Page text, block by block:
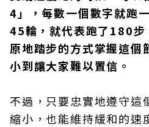
4」，每數一個數字就跑
45輪，就代表跑了180步
原地踏步的方式掌握這個
小到讓大家難以置信。
不過，只要忠實地遵守這
縮小，也能維持緩和的速